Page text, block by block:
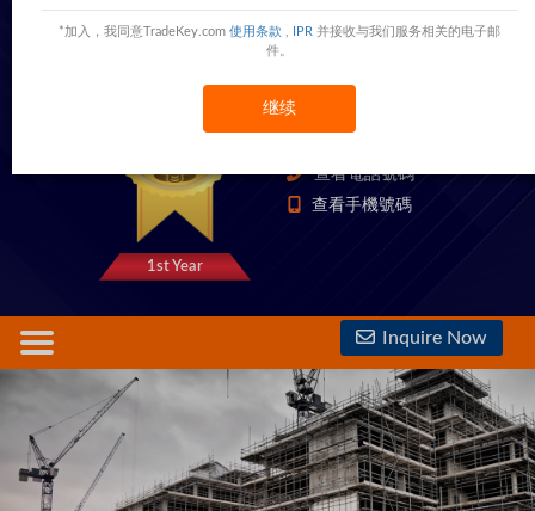
*加入，我同意TradeKey.com 使用条款 IPR 并接收与我们服务相关的电子邮
件。
继续
LTD
no.158,shuangjiao road,Qingdao,Shandong,China
1st Year
查看電話號碼
查看手機號碼
Inquire Now